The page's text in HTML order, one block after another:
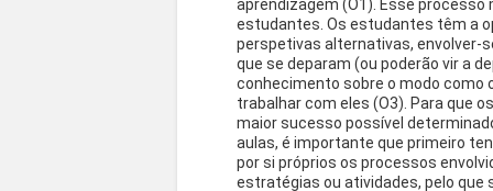
aprendizagem (O1). Esse
estudantes. Os estudantes têm a
perspetivas alternativas, envolver-
que se deparam (ou poderão vir a
conhecimento sobre o modo como
trabalhar com eles (O3). Para que
maior sucesso possível
aulas, é importante que primeiro
por si próprios os processos
estratégias ou atividades, pelo que